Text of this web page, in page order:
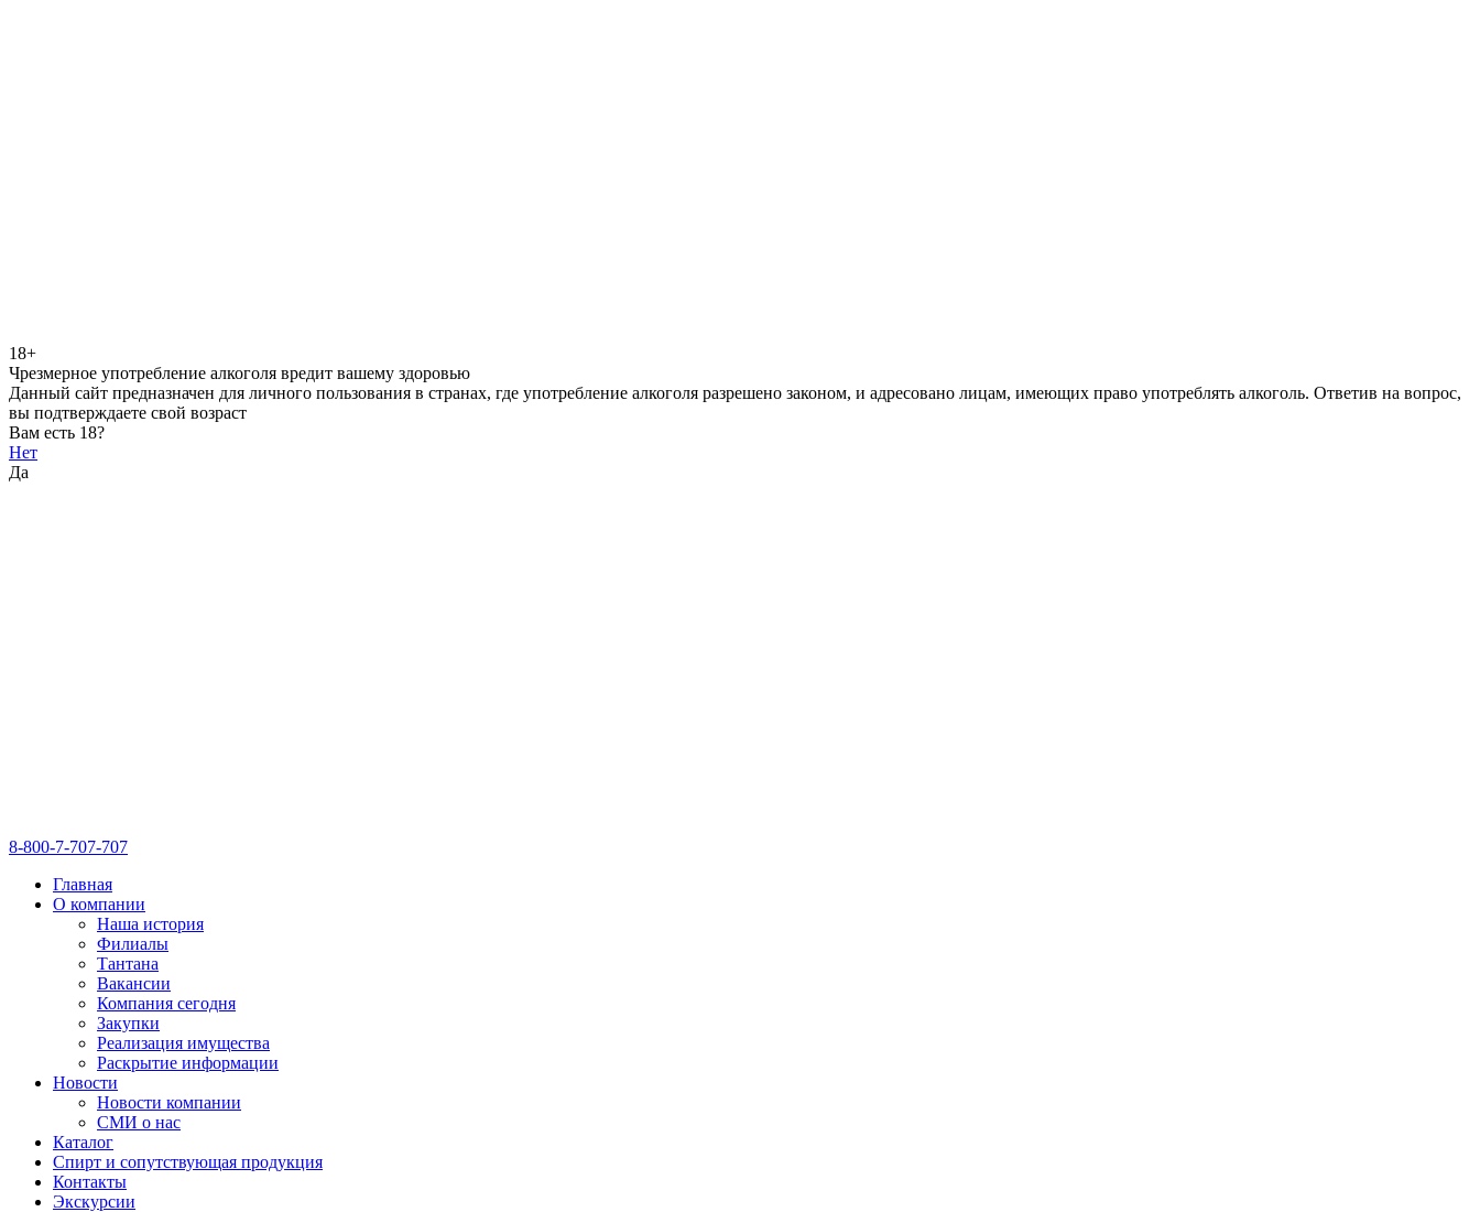
18+
Чрезмерное употребление алкоголя вредит вашему здоровью
Данный сайт предназначен для личного пользования в странах, где употребление алкоголя разрешено законом, и адресовано лицам, имеющих право употреблять алкоголь. Ответив на вопрос,
вы подтверждаете свой возраст
Вам есть 18?
Нет
Да
8-800-7-707-707
Главная
О компании
Наша история
Филиалы
Тантана
Вакансии
Компания сегодня
Закупки
Реализация имущества
Раскрытие информации
Новости
Новости компании
СМИ о нас
Каталог
Спирт и сопутствующая продукция
Контакты
Экскурсии